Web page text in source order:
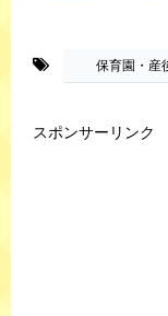
保育園・産
スポンサーリンク